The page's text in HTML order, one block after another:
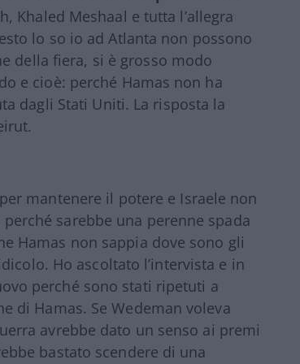
Khaled Meshaal e tutta l’allegra
lo so io ad Atlanta non possono
della fiera, si è grosso modo
e cioè: perché Hamas non ha
dagli Stati Uniti. La risposta la
per mantenere il potere e Israele non
sarebbe una perenne spada
Hamas non sappia dove sono gli
Ho ascoltato l’intervista e in
perché sono stati ripetuti a
di Hamas. Se Wedeman voleva
avrebbe dato un senso ai premi
bastato scendere di una